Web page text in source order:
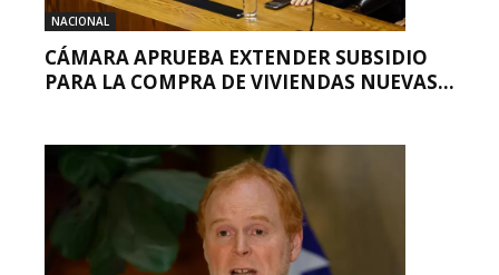
NACIONAL
CÁMARA APRUEBA EXTENDER SUBSIDIO
PARA LA COMPRA DE VIVIENDAS NUEVAS...